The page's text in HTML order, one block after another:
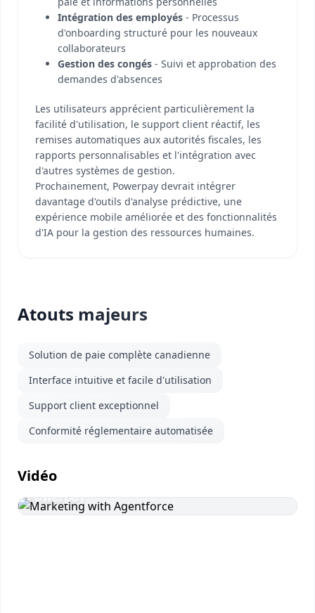
Intégration des employés - Processus
d'onboarding structuré pour les nouveaux
collaborateurs
Gestion des congés - Suivi et approbation des
demandes d'absences
Les utilisateurs apprécient particulièrement la
facilité d'utilisation, le support client réactif, les
remises automatiques aux autorités fiscales, les
rapports personnalisables et l'intégration avec
d'autres systèmes de gestion.
Prochainement, Powerpay devrait intégrer
davantage d'outils d'analyse prédictive, une
expérience mobile améliorée et des fonctionnalités
d'IA pour la gestion des ressources humaines.
Atouts majeurs
Solution de paie complète canadienne
Interface intuitive et facile d'utilisation
Support client exceptionnel
Conformité réglementaire automatisée
Vidéo
Vidéo présentation Dayforce
Powerpay